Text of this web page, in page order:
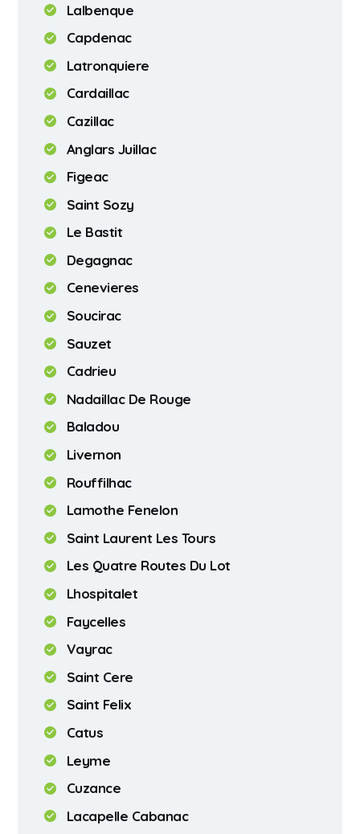
Lalbenque
Capdenac
Latronquiere
Cardaillac
Cazillac
Anglars Juillac
Figeac
Saint Sozy
Le Bastit
Degagnac
Cenevieres
Soucirac
Sauzet
Cadrieu
Nadaillac De Rouge
Baladou
Livernon
Rouffilhac
Lamothe Fenelon
Saint Laurent Les Tours
Les Quatre Routes Du Lot
Lhospitalet
Faycelles
Vayrac
Saint Cere
Saint Felix
Catus
Leyme
Cuzance
Lacapelle Cabanac